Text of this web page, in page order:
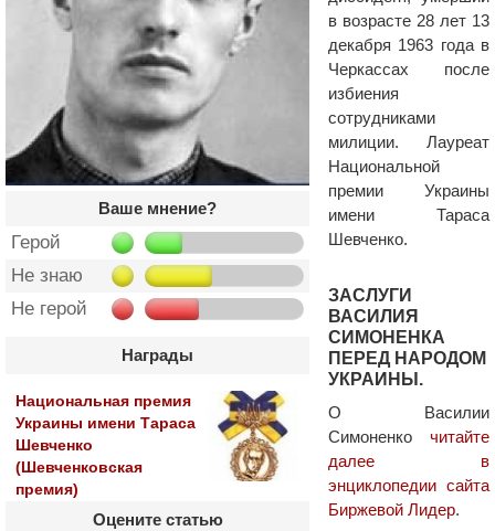
Ваше мнение?
Герой
Не знаю
Не герой
Награды
Национальная премия
Украины имени Тараса
Шевченко
(Шевченковская
премия)
Оцените статью
в возрасте 28 лет 13
декабря 1963 года в
Черкассах после
избиения
сотрудниками
милиции. Лауреат
Национальной
премии Украины
имени Тараса
Шевченко.
ЗАСЛУГИ
ВАСИЛИЯ
СИМОНЕНКА
ПЕРЕД НАРОДОМ
УКРАИНЫ.
О Василии
Симоненко читайте
далее в
энциклопедии сайта
Биржевой Лидер.